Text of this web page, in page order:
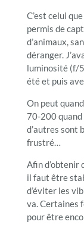
C’est celui
permis de
d’animaux,
déranger.
luminosité (f/
été et puis
On peut
70-200 quand
d’autres sont
frustré…
Afin d’obtenir
il faut être
d’éviter les
va. Certaines
pour être